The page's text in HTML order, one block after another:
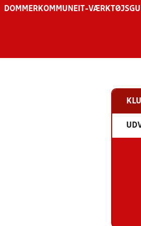
DOMMER KOMMUNE IT-